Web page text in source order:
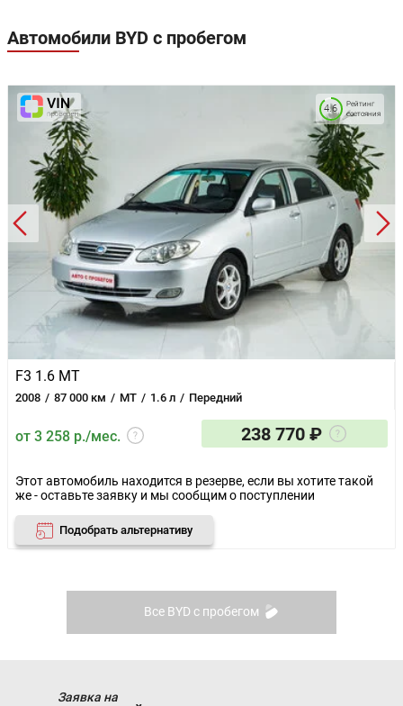
Автомобили BYD с пробегом
F3 1.6 MT
2008 87 000 км MT 1.6 л Передний
Рейтинг
состояния
4.6
от 3 258 р./мес. 238 770 ₽
Этот автомобиль находится в резерве, если вы хотите такой
же - оставьте заявку и мы сообщим о поступлении
Подобрать альтернативу
Все BYD с пробегом
Заявка на